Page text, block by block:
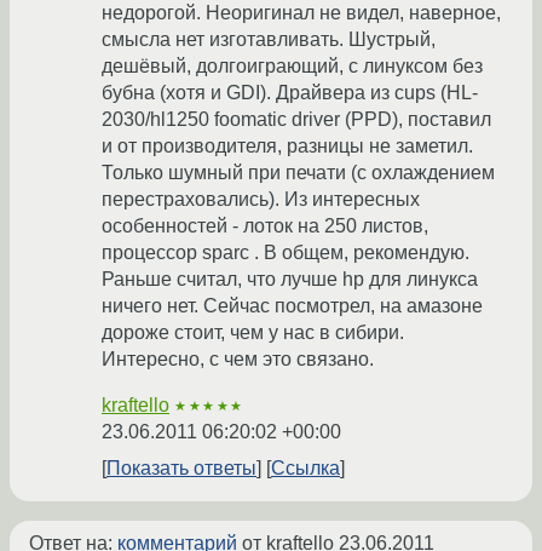
недорогой. Неоригинал не видел, наверное,
смысла нет изготавливать. Шустрый,
дешёвый, долгоиграющий, с линуксом без
бубна (хотя и GDI). Драйвера из cups (HL-
2030/hl1250 foomatic driver (PPD), поставил
и от производителя, разницы не заметил.
Только шумный при печати (с охлаждением
перестраховались). Из интересных
особенностей - лоток на 250 листов,
процессор sparc . В общем, рекомендую.
Раньше считал, что лучше hp для линукса
ничего нет. Сейчас посмотрел, на амазоне
дороже стоит, чем у нас в сибири.
Интересно, с чем это связано.
kraftello ★★★★★
23.06.2011 06:20:02 +00:00
Показать ответы
Ссылка
Ответ на: комментарий от kraftello 23.06.2011